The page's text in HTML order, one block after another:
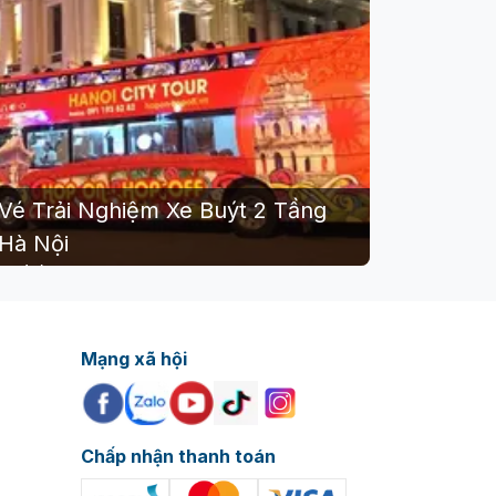
Nam, bao gồm Đoan Môn, Điện Kính
triển lãm chuyên đề và lưu giữ những
Trải Nghiệm Xe Buýt 2 Tầng
Hà Nội
0(0)
Mạng xã hội
Chấp nhận thanh toán